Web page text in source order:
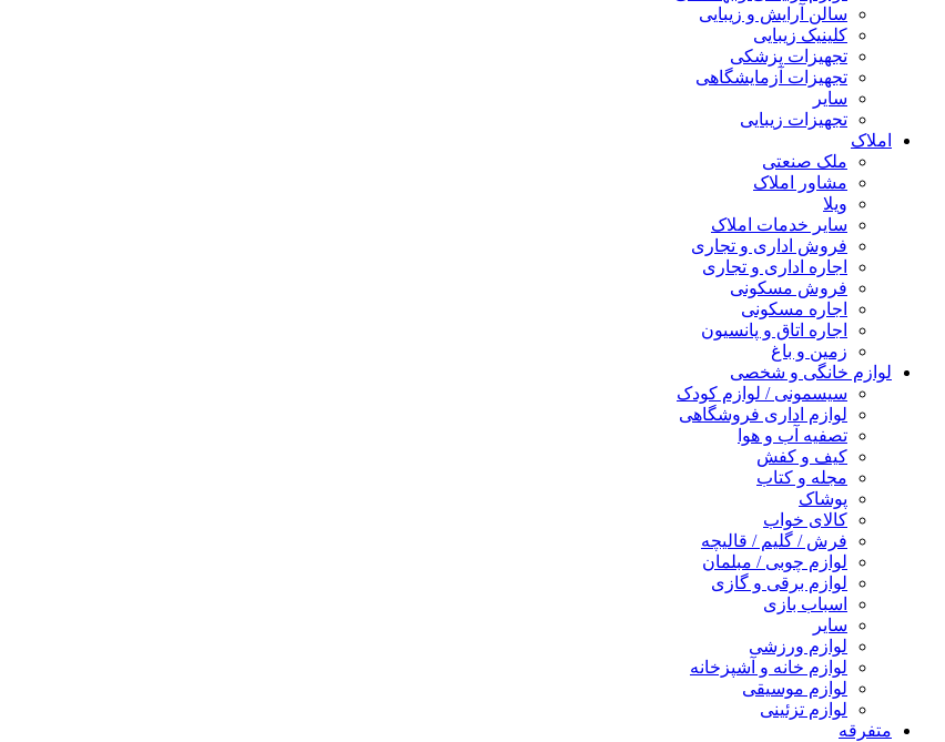
سالن آرایش و زیبایی
کلینیک زیبایی
تجهیزات پزشکی
تجهیزات آزمایشگاهی
سایر
تجهیزات زیبایی
املاک
ملک صنعتی
مشاور املاک
ویلا
سایر خدمات املاک
فروش اداری و تجاری
اجاره اداری و تجاری
فروش مسکونی
اجاره مسکونی
اجاره اتاق و پانسیون
زمین و باغ
لوازم خانگی و شخصی
سیسمونی / لوازم کودک
لوازم اداری فروشگاهی
تصفیه آب و هوا
کیف و کفش
مجله و کتاب
پوشاک
کالای خواب
فرش / گلیم / قالیچه
لوازم چوبی / مبلمان
لوازم برقی و گازی
اسباب بازی
سایر
لوازم ورزشی
لوازم خانه و آشپزخانه
لوازم موسیقی
لوازم تزئینی
متفرقه